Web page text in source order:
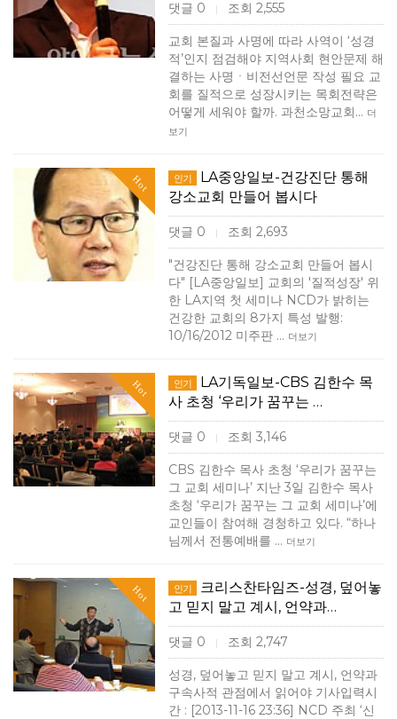
댓글 0 | 조회 2,555
교회 본질과 사명에 따라 사역이 ‘성경
적’인지 점검해야 지역사회 현안문제 해
결하는 사명ㆍ비전선언문 작성 필요 교
회를 질적으로 성장시키는 목회전략은
어떻게 세워야 할까. 과천소망교회… 더
보기
Hot 인기
LA중앙일보-건강진단 통해
강소교회 만들어 봅시다
댓글 0 | 조회 2,693
"건강진단 통해 강소교회 만들어 봅시
다" [LA중앙일보] 교회의 '질적성장' 위
한 LA지역 첫 세미나 NCD가 밝히는
건강한 교회의 8가지 특성 발행:
10/16/2012 미주판 … 더보기
Hot 인기
LA기독일보-CBS 김한수 목
사 초청 ‘우리가 꿈꾸는 …
댓글 0 | 조회 3,146
CBS 김한수 목사 초청 ‘우리가 꿈꾸는
그 교회 세미나’ 지난 3일 김한수 목사
초청 ‘우리가 꿈꾸는 그 교회 세미나’에
교인들이 참여해 경청하고 있다. “하나
님께서 전통예배를 … 더보기
Hot 인기
크리스찬타임즈-성경, 덮어놓
고 믿지 말고 계시, 언약과…
댓글 0 | 조회 2,747
성경, 덮어놓고 믿지 말고 계시, 언약과
구속사적 관점에서 읽어야 기사입력시
간 : [2013-11-16 23:36] NCD 주최 ‘신